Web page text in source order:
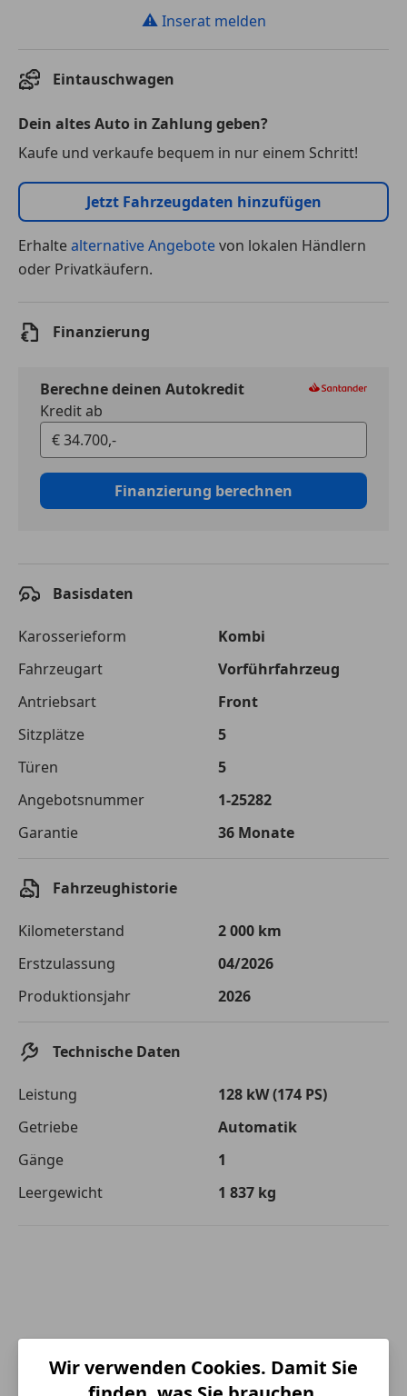
⚠ Inserat melden
Eintauschwagen
Dein altes Auto in Zahlung geben?
Kaufe und verkaufe bequem in nur einem Schritt!
Jetzt Fahrzeugdaten hinzufügen
Erhaltealternative Angebotevon lokalen Händlern
oder Privatkäufern.
Finanzierung
Berechne deinen Autokredit
Kredit ab
Finanzierung berechnen
Basisdaten
Karosserieform
Kombi
Fahrzeugart
Vorführfahrzeug
Antriebsart
Front
Sitzplätze
5
Türen
5
Angebotsnummer
1-25282
Garantie
36 Monate
Fahrzeughistorie
Kilometerstand
2 000 km
Erstzulassung
04/2026
Produktionsjahr
2026
Technische Daten
Leistung
128 kW (174 PS)
Getriebe
Automatik
Gänge
1
Leergewicht
1 837 kg
Wir verwenden Cookies. Damit Sie